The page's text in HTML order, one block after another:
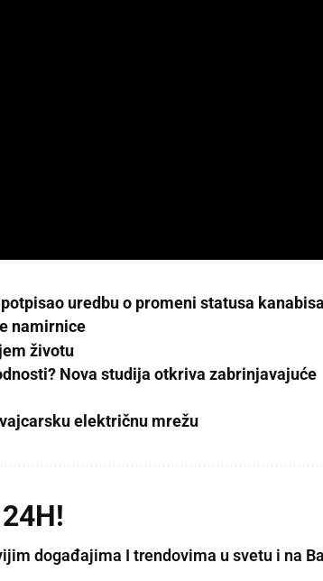
uredbu o promeni statusa kanabisa
namirnice
životu
Nova studija otkriva zabrinjavajuće
električnu mrežu
događajima I trendovima u svetu i na